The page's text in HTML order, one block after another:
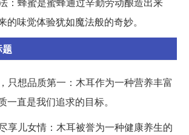
的味觉体验犹如魔法般的奇妙。
题
只想品质第一：木耳作为一种营养丰富
一直是我们追求的目标。
享儿女情：木耳被誉为一种健康养生的